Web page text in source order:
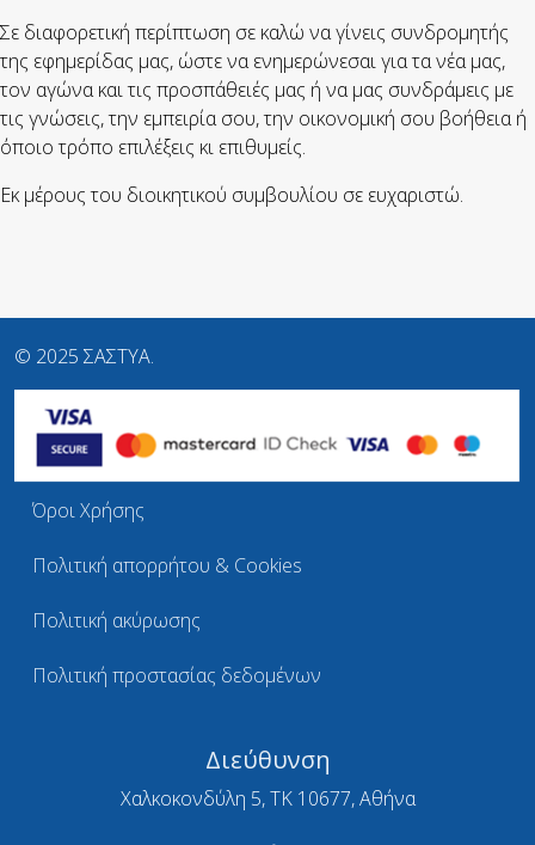
Σε διαφορετική περίπτωση σε καλώ να γίνεις συνδρομητής
της εφημερίδας μας, ώστε να ενημερώνεσαι για τα νέα μας,
τον αγώνα και τις προσπάθειές μας ή να μας συνδράμεις με
τις γνώσεις, την εμπειρία σου, την οικονομική σου βοήθεια ή
όποιο τρόπο επιλέξεις κι επιθυμείς.
Εκ μέρους του διοικητικού συμβουλίου σε ευχαριστώ.
© 2025 ΣΑΣΤΥΑ.
Όροι Χρήσης
Πολιτική απορρήτου & Cookies
Πολιτική ακύρωσης
Πολιτική προστασίας δεδομένων
Διεύθυνση
Χαλκοκονδύλη 5, ΤΚ 10677, Αθήνα